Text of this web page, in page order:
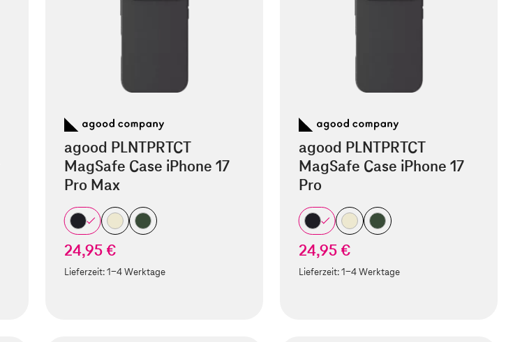
agood PLNTPRTCT
MagSafe Case iPhone 17
Pro Max
24,95 €
Lieferzeit:1-4 Werktage
agood PLNTPRTCT
MagSafe Case iPhone 17
Pro
24,95 €
Lieferzeit:1-4 Werktage